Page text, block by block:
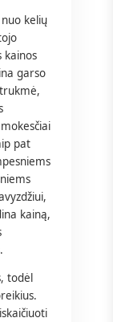
kelių
kainos
garso
pat
kainą,
todėl